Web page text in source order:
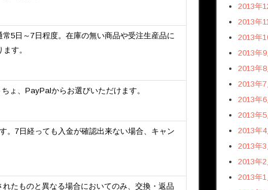
5日～7日程度。在庫の無い商品や受注生産品に
す。
ょ、PayPalからお選びいただけます。
。7日経っても入金が確認出来ない場合、キャン
たものと異なる場合においてのみ、交換・返品
2013年
2013年
2013年
2013年9
2013年8
2013年7
2013年6
2013年5
2013年4
2013年3
2013年2
2013年1